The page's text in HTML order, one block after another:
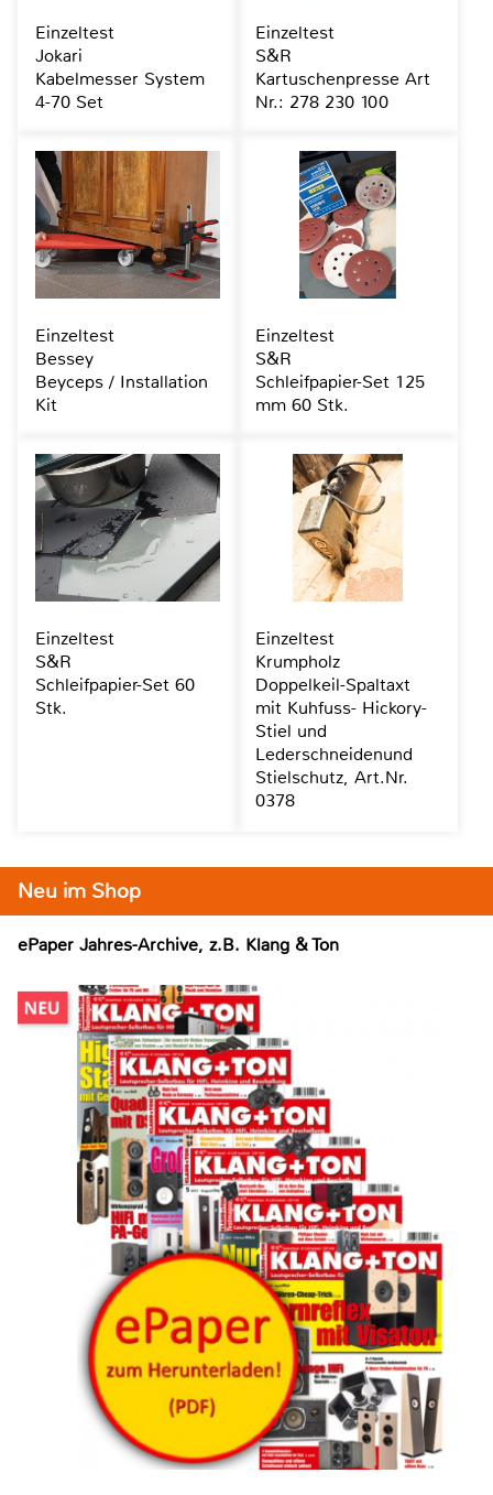
Neu im Shop
ePaper Jahres-Archive, z.B. Klang & Ton
Einzeltest
Jokari
Kabelmesser System
4-70 Set
Einzeltest
S&R
Kartuschenpresse Art
Nr.: 278 230 100
Einzeltest
Bessey
Beyceps / Installation
Kit
Einzeltest
S&R
Schleifpapier-Set 125
mm 60 Stk.
Einzeltest
S&R
Schleifpapier-Set 60
Stk.
Einzeltest
Krumpholz
Doppelkeil-Spaltaxt
mit Kuhfuss- Hickory-
Stiel und
Lederschneidenund
Stielschutz, Art.Nr.
0378